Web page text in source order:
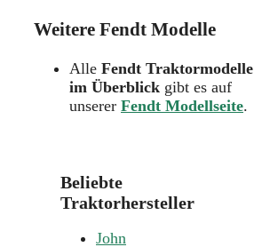
Weitere Fendt Modelle
Alle Fendt Traktormodelle
im Überblick gibt es auf
unserer Fendt Modellseite.
Beliebte
Traktorhersteller
John